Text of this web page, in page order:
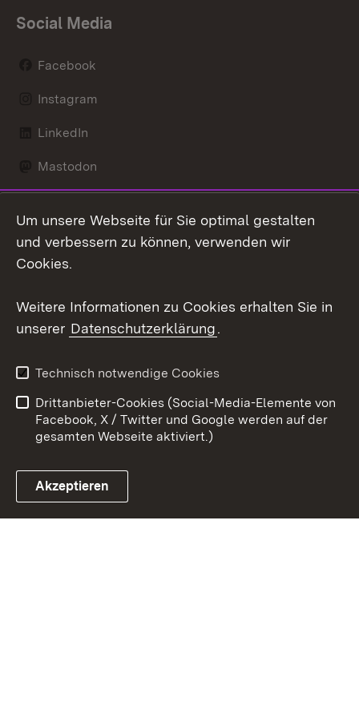
Social Media
Facebook
Instagram
LinkedIn
Mastodon
X / Twitter
Youtube
Link zum Landesportal
Kontakt
Datenschutz
Barrierefreiheit
Impressum Cookies
Um unsere Webseite für Sie optimal gestalten
und verbessern zu können, verwenden wir
Cookies.
Weitere Informationen zu Cookies erhalten Sie in
unserer Datenschutzerklärung.
Technisch notwendige Cookies
Drittanbieter-Cookies (Social-Media-Elemente von
Facebook, X / Twitter und Google werden auf der
gesamten Webseite aktiviert.)
Akzeptieren